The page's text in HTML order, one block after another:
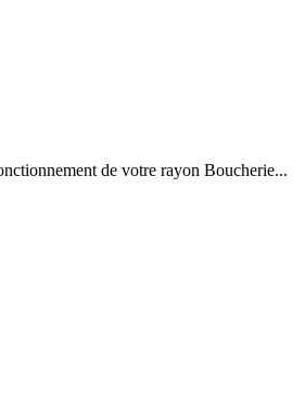
de votre rayon Boucherie...